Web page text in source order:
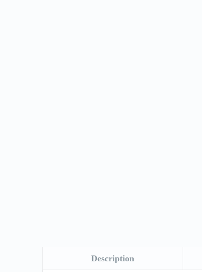
Description